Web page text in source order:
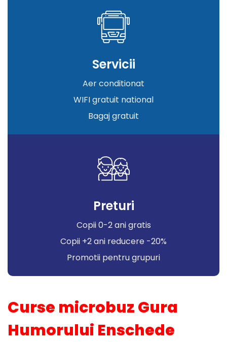
Servicii
Aer conditionat
WIFI gratuit national
Bagaj gratuit
Preturi
Copii 0-2 ani gratis
Copii +2 ani reducere -20%
Promotii pentru grupuri
Curse microbuz Gura
Humorului Enschede